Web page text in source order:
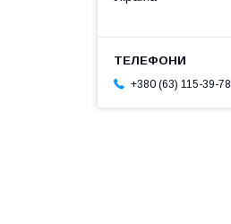
+380 (63) 115-39-78